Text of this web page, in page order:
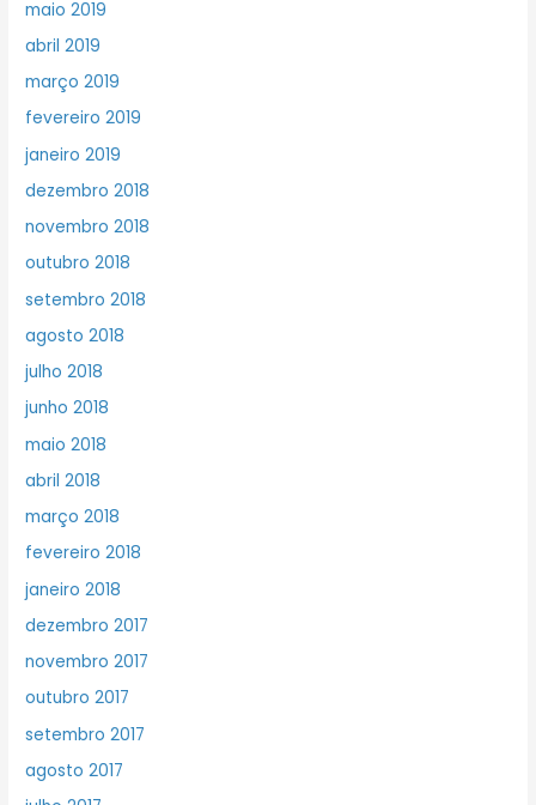
maio 2019
abril 2019
março 2019
fevereiro 2019
janeiro 2019
dezembro 2018
novembro 2018
outubro 2018
setembro 2018
agosto 2018
julho 2018
junho 2018
maio 2018
abril 2018
março 2018
fevereiro 2018
janeiro 2018
dezembro 2017
novembro 2017
outubro 2017
setembro 2017
agosto 2017